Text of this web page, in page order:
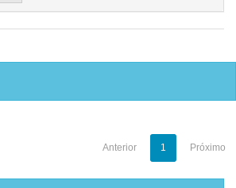
Anterior 1 Próximo